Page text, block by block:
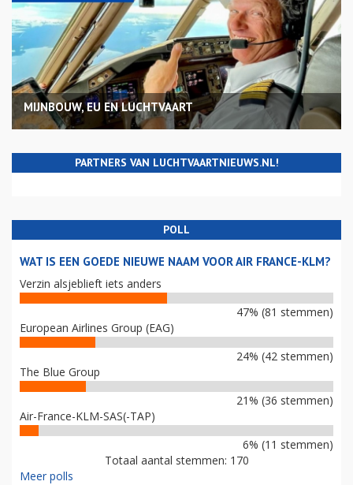
MIJNBOUW, EU EN LUCHTVAART
PARTNERS VAN LUCHTVAARTNIEUWS.NL!
POLL
WAT IS EEN GOEDE NIEUWE NAAM VOOR AIR FRANCE-KLM?
Verzin alsjeblieft iets anders
47% (81 stemmen)
European Airlines Group (EAG)
24% (42 stemmen)
The Blue Group
21% (36 stemmen)
Air-France-KLM-SAS(-TAP)
6% (11 stemmen)
Totaal aantal stemmen: 170
Meer polls